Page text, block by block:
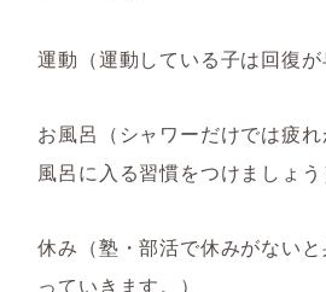
運動（運動している子は回復が
お風呂（シャワーだけでは疲
風呂に入る習慣をつけましょう
休み（塾・部活で休みがない
っていきます。）